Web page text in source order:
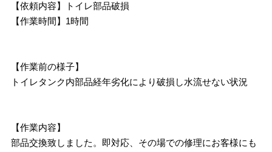
【依頼内容】トイレ部品破損
【作業時間】1時間
【作業前の様子】
トイレタンク内部品経年劣化により破損し水流せない状況
【作業内容】
部品交換致しました。即対応、その場での修理にお客様にも